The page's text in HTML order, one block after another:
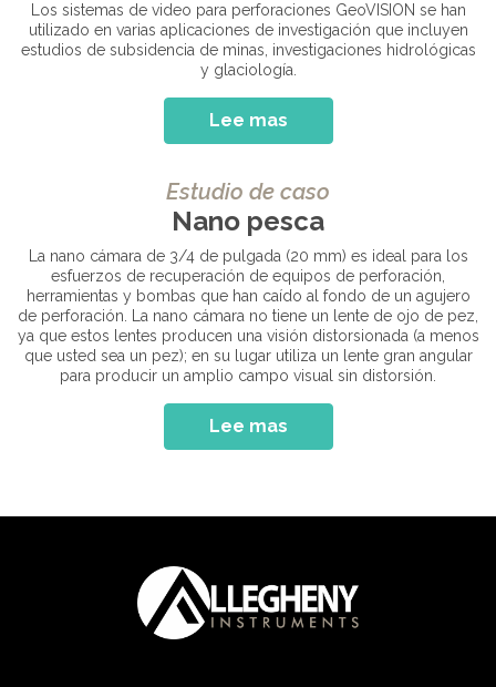
Los sistemas de video para perforaciones GeoVISION se han
utilizado en varias aplicaciones de investigación que incluyen
estudios de subsidencia de minas, investigaciones hidrológicas
y glaciología.
Lee mas
Estudio de caso
Nano pesca
La nano cámara de 3/4 de pulgada (20 mm) es ideal para los
esfuerzos de recuperación de equipos de perforación,
herramientas y bombas que han caído al fondo de un agujero
de perforación. La nano cámara no tiene un lente de ojo de pez,
ya que estos lentes producen una visión distorsionada (a menos
que usted sea un pez); en su lugar utiliza un lente gran angular
para producir un amplio campo visual sin distorsión.
Lee mas